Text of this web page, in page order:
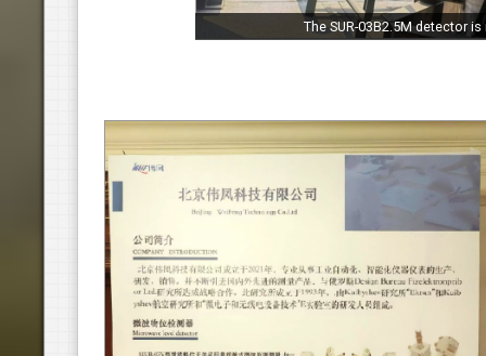
The SUR-03B2.5M detector